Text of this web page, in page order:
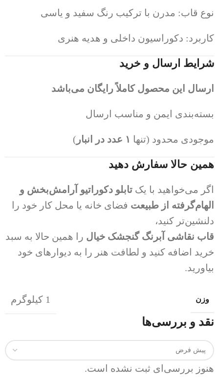
نوع قاب: مدرن با ترکیب رنگ سفید و یاسی
کاربرد: دکوراسیون داخلی و هدیه هنری
شرایط ارسال و خرید
ارسال این محصول کاملاً رایگان می‌باشد
بسته‌بندی ایمن و مناسب ارسال
موجودی محدود (تنها ۱ عدد در انبار )
همین حالا سفارش دهید
اگر می‌خواهید با یک تابلو دکوراتیو آرامش‌بخش و
الهام‌گرفته از طبیعت فضای خانه یا محل کار خود را
دلنشین‌تر کنید،
قاب نقاشی آبرنگ گنجشک خیال را همین حالا به سبد
خرید اضافه کنید و لطافت هنر را به دیوارهای خود
بیاورید.
وزن 1 کیلوگرم
نقد و بررسی‌ها
هنوز بررسی‌ای ثبت نشده است.